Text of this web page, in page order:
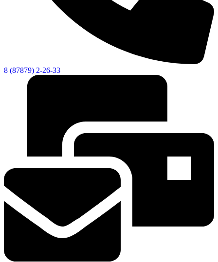
8 (87879) 2-26-33